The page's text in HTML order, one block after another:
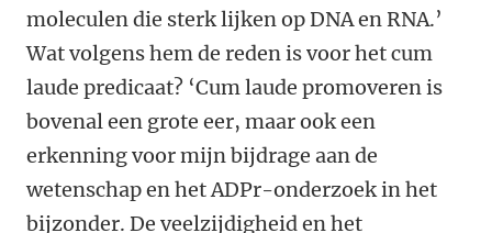
moleculen die sterk lijken op DNA en RNA.’
Wat volgens hem de reden is voor het cum
laude predicaat? ‘Cum laude promoveren is
bovenal een grote eer, maar ook een
erkenning voor mijn bijdrage aan de
wetenschap en het ADPr-onderzoek in het
bijzonder. De veelzijdigheid en het